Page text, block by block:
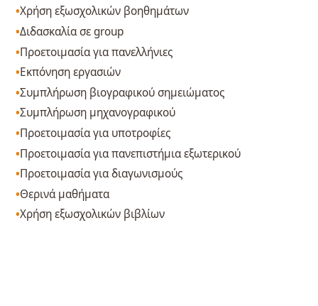
Χρήση εξωσχολικών βοηθημάτων
Διδασκαλία σε group
Προετοιμασία για πανελλήνιες
Εκπόνηση εργασιών
Συμπλήρωση βιογραφικού σημειώματος
Συμπλήρωση μηχανογραφικού
Προετοιμασία για υποτροφίες
Προετοιμασία για πανεπιστήμια εξωτερικού
Προετοιμασία για διαγωνισμούς
Θερινά μαθήματα
Χρήση εξωσχολικών βιβλίων